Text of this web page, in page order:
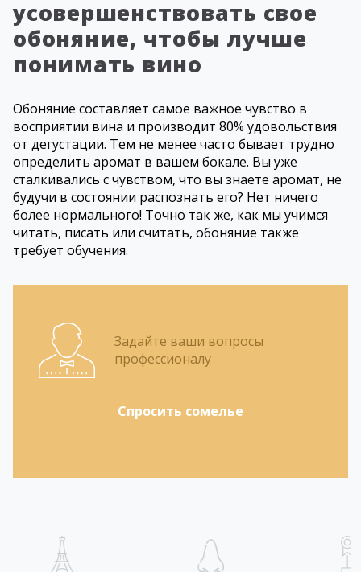
усовершенствовать свое
обоняние, чтобы лучше
понимать вино
Обоняние составляет самое важное чувство в
восприятии вина и производит 80% удовольствия
от дегустации. Тем не менее часто бывает трудно
определить аромат в вашем бокале. Вы уже
сталкивались с чувством, что вы знаете аромат, не
будучи в состоянии распознать его? Нет ничего
более нормального! Точно так же, как мы учимся
читать, писать или считать, обоняние также
требует обучения.
Задайте ваши вопросы
профессионалу
Спросить сомелье